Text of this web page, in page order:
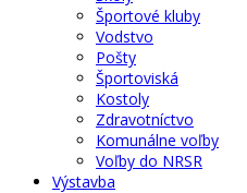
Športové kluby
Vodstvo
Pošty
Športoviská
Kostoly
Zdravotníctvo
Komunálne voľby
Voľby do NRSR
Výstavba